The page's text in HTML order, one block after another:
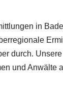
in
durch.
und Anwälte